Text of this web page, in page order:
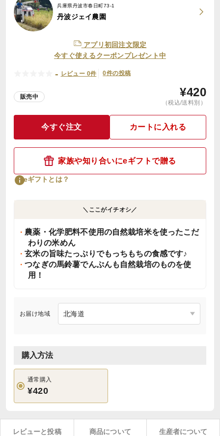
兵庫県丹波市春日町73-1
丹波ジェイ農園
アプリ初回注文限定
今すぐ使えるクーポンプレゼント中
- レビュー 0件 0件の投稿
販売中 ¥420
（税込/送料別）
今すぐ注文 カートに入れる
家族や知り合いにeギフトで贈る
eギフトとは？
＼ここがイチオシ／
農薬・化学肥料不使用の自然栽培米を使ったこだ
わりの米めん
玄米の旨味たっぷりでもっちもちの食感です♪
つなぎの馬鈴薯でんぷんも自然栽培のものを使
用！
お届け地域
購入方法
通常購入
¥420
レビューと投稿 商品について 生産者について